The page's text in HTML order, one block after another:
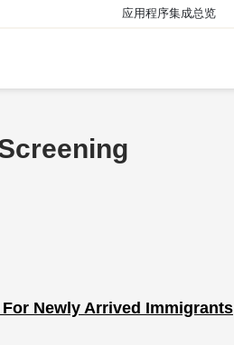
应用程序集成总览
Newly Arrived Immigrants